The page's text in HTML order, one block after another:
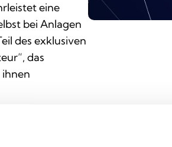
eine
bei Anlagen
des exklusiven
das